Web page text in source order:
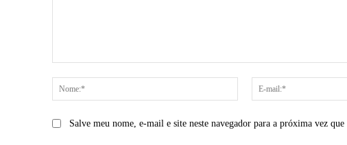
Nome:*
Salve meu nome, e-mail e site neste navegador para a próxima vez que